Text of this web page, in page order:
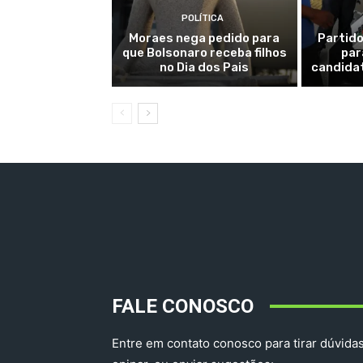
POLÍTICA
Moraes nega pedido para
que Bolsonaro receba filhos
no Dia dos Pais
FALE CONOSCO
Entre em contato conosco para tirar